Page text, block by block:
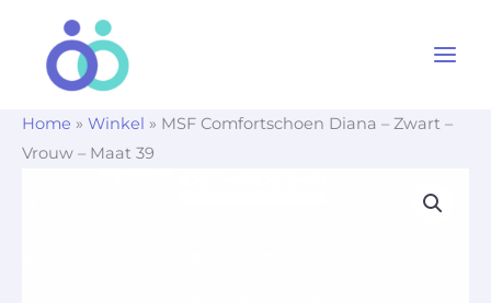
Home » Winkel » MSF Comfortschoen Diana – Zwart –
Vrouw – Maat 39